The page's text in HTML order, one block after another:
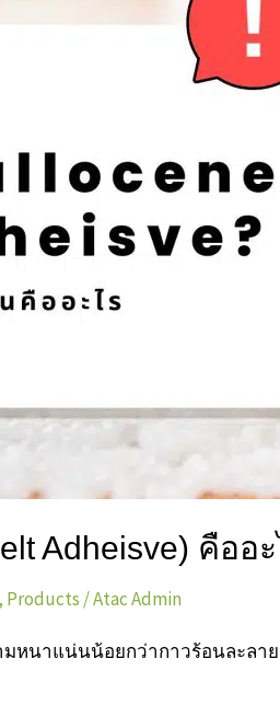
Adheisve) คืออะ
, Products/Atac Admin
นาแน่นน้อยกว่ากาวร้อนละลาย